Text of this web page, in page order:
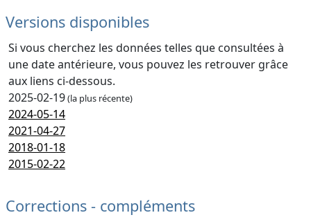
Versions disponibles
Si vous cherchez les données telles que consultées à
une date antérieure, vous pouvez les retrouver grâce
aux liens ci-dessous.
2025-02-19(la plus récente)
2024-05-14
2021-04-27
2018-01-18
2015-02-22
Corrections - compléments